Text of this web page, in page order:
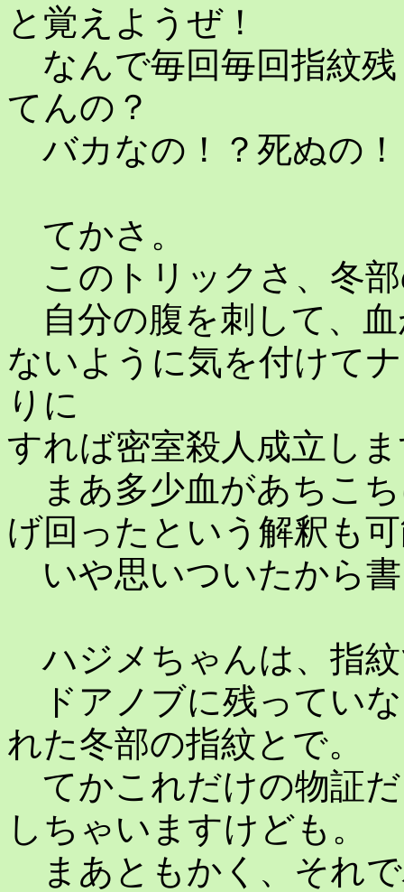
と覚えようぜ！
なんで毎回毎回指紋
てんの？
バカなの！？死ぬの
てかさ。
このトリックさ、冬
自分の腹を刺して、
ないように気を付けて
りに
すれば密室殺人成立し
まあ多少血があちこ
げ回ったという解釈も
いや思いついたから
ハジメちゃんは、指
ドアノブに残ってい
れた冬部の指紋とで。
てかこれだけの物証
しちゃいますけども。
まあともかく、それ